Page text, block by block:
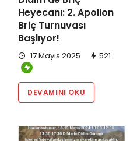
Heyecanı: 2. Apollon
Briç Turnuvası
Başlıyor!
17 Mayıs 2025 521
DEVAMINI OKU